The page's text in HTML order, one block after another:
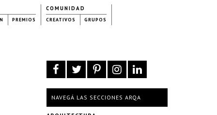
PREMIOS
COMUNIDAD
CREATIVOS GRUPOS
NAVEGÁ LAS SECCIONES ARQA